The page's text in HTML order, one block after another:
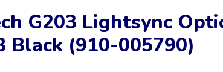
G203 Lightsync
Black (910-005790)